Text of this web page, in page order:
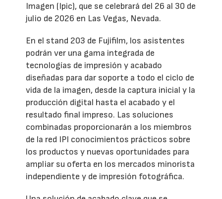
Imagen (Ipic), que se celebrará del 26 al 30 de
julio de 2026 en Las Vegas, Nevada.
En el stand 203 de Fujifilm, los asistentes
podrán ver una gama integrada de
tecnologías de impresión y acabado
diseñadas para dar soporte a todo el ciclo de
vida de la imagen, desde la captura inicial y la
producción digital hasta el acabado y el
resultado final impreso. Las soluciones
combinadas proporcionarán a los miembros
de la red IPI conocimientos prácticos sobre
los productos y nuevas oportunidades para
ampliar su oferta en los mercados minorista
independiente y de impresión fotográfica.